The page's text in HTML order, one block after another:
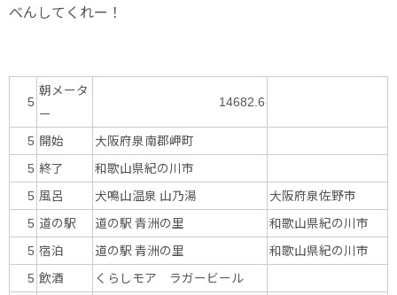
べんしてくれー！
5
朝メータ
ー
14682.6
5 開始 大阪府泉南郡岬町
5 終了 和歌山県紀の川市
5 風呂 犬鳴山温泉 山乃湯 大阪府泉佐野市
5 道の駅 道の駅 青洲の里 和歌山県紀の川市
5 宿泊 道の駅 青洲の里 和歌山県紀の川市
5 飲酒 くらしモア ラガービール